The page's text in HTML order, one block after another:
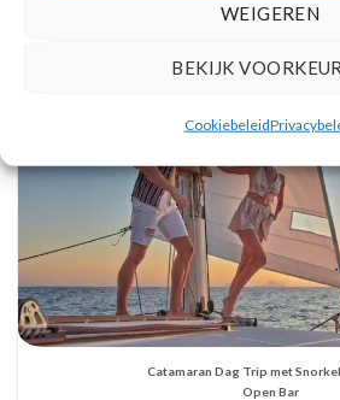
WEIGEREN
BEKIJK
Cookiebeleid
Catamaran Dag Trip met
Open Bar